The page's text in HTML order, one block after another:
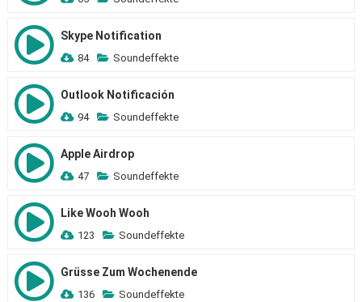
Skype Notification
84 Soundeffekte
Outlook Notificación
94 Soundeffekte
Apple Airdrop
47 Soundeffekte
Like Wooh Wooh
123 Soundeffekte
Grüsse Zum Wochenende
136 Soundeffekte